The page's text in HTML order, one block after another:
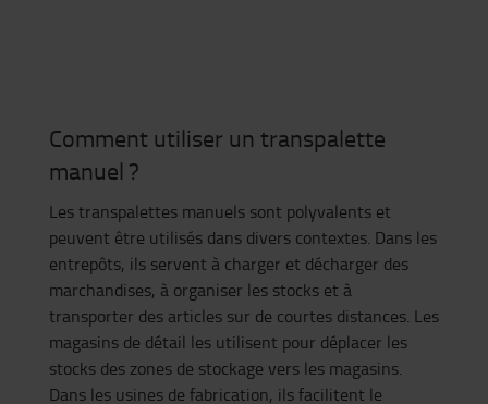
Comment utiliser un transpalette
manuel ?
Les transpalettes manuels sont polyvalents et
peuvent être utilisés dans divers contextes. Dans les
entrepôts, ils servent à charger et décharger des
marchandises, à organiser les stocks et à
transporter des articles sur de courtes distances. Les
magasins de détail les utilisent pour déplacer les
stocks des zones de stockage vers les magasins.
Dans les usines de fabrication, ils facilitent le